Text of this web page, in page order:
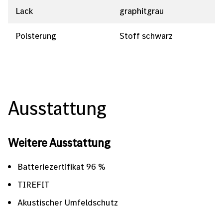
Lack graphitgrau
Polsterung Stoff schwarz
Ausstattung
Weitere Ausstattung
Batteriezertifikat 96 %
TIREFIT
Akustischer Umfeldschutz